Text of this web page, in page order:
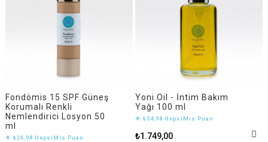
Fondömis 15 SPF Güneş
Korumalı Renkli
Nemlendirici Losyon 50
ml
🌟 ₺26,98 HepsiMis Puan
Yoni Oil - İntim Bakım
Yağı 100 ml
🌟 ₺34,98 HepsiMis Puan
₺1.749,00